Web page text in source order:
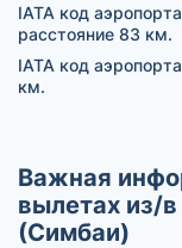
IATA код аэропорта
расстояние 83 км.
IATA код аэропорта
км.
Важная
вылетах из/
(Симбаи)